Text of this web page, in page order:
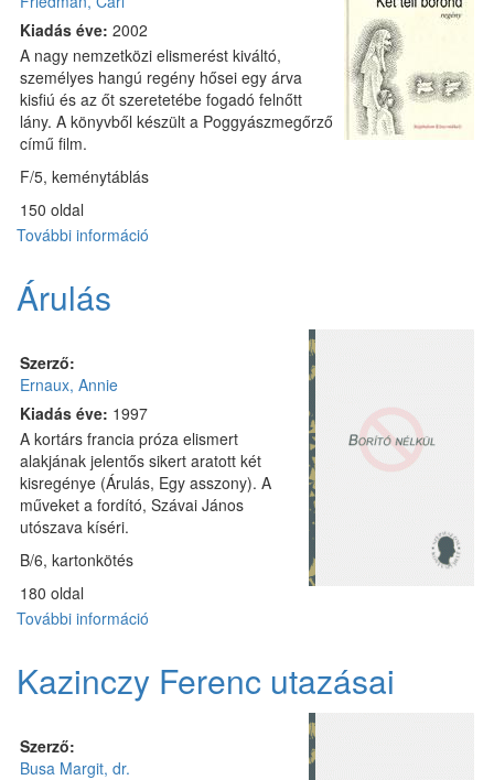
Kiadás éve: 2002
A nagy nemzetközi elismerést kiváltó,
személyes hangú regény hősei egy árva
kisfiú és az őt szeretetébe fogadó felnőtt
lány. A könyvből készült a Poggyászmegőrző
című film.
F/5, keménytáblás
150 oldal
További információ
Árulás
Szerző:
Ernaux, Annie
Kiadás éve: 1997
A kortárs francia próza elismert
alakjának jelentős sikert aratott két
kisregénye (Árulás, Egy asszony). A
műveket a fordító, Szávai János
utószava kíséri.
B/6, kartonkötés
180 oldal
További információ
Kazinczy Ferenc utazásai
Szerző:
Busa Margit, dr.